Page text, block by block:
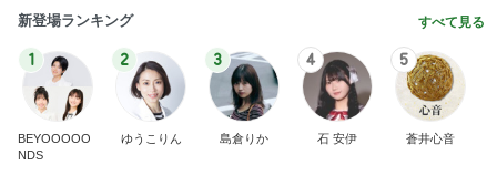
新登場ランキング すべて見る
1
BEYOOOOO
NDS
2
ゆうこりん
3
島倉りか
4
石 安伊
5
蒼井心音